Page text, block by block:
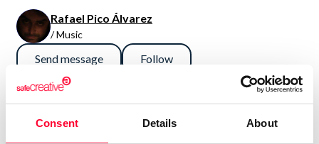
Consent Details About
Rafael Pico Álvarez
/ Music
Send message Follow